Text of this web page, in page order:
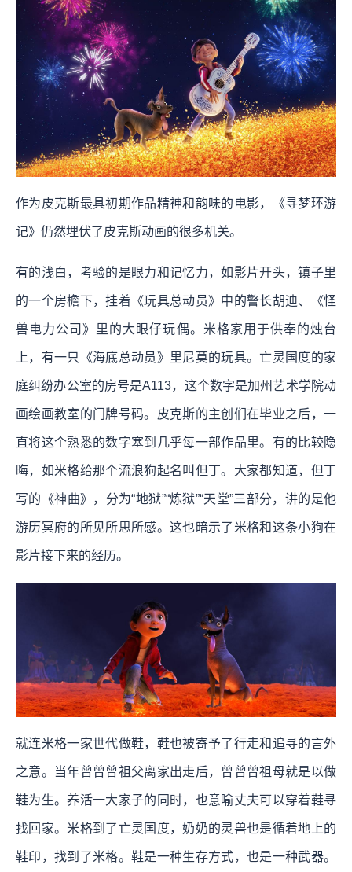
作为皮克斯最具初期作品精神和韵味的电影，《寻梦环游
记》仍然埋伏了皮克斯动画的很多机关。
有的浅白，考验的是眼力和记忆力，如影片开头，镇子里
的一个房檐下，挂着《玩具总动员》中的警长胡迪、《怪
兽电力公司》里的大眼仔玩偶。米格家用于供奉的烛台
上，有一只《海底总动员》里尼莫的玩具。亡灵国度的家
庭纠纷办公室的房号是A113，这个数字是加州艺术学院动
画绘画教室的门牌号码。皮克斯的主创们在毕业之后，一
直将这个熟悉的数字塞到几乎每一部作品里。有的比较隐
晦，如米格给那个流浪狗起名叫但丁。大家都知道，但丁
写的《神曲》，分为“地狱”“炼狱”“天堂”三部分，讲的是他
游历冥府的所见所思所感。这也暗示了米格和这条小狗在
影片接下来的经历。
就连米格一家世代做鞋，鞋也被寄予了行走和追寻的言外
之意。当年曾曾曾祖父离家出走后，曾曾曾祖母就是以做
鞋为生。养活一大家子的同时，也意喻丈夫可以穿着鞋寻
找回家。米格到了亡灵国度，奶奶的灵兽也是循着地上的
鞋印，找到了米格。鞋是一种生存方式，也是一种武器。